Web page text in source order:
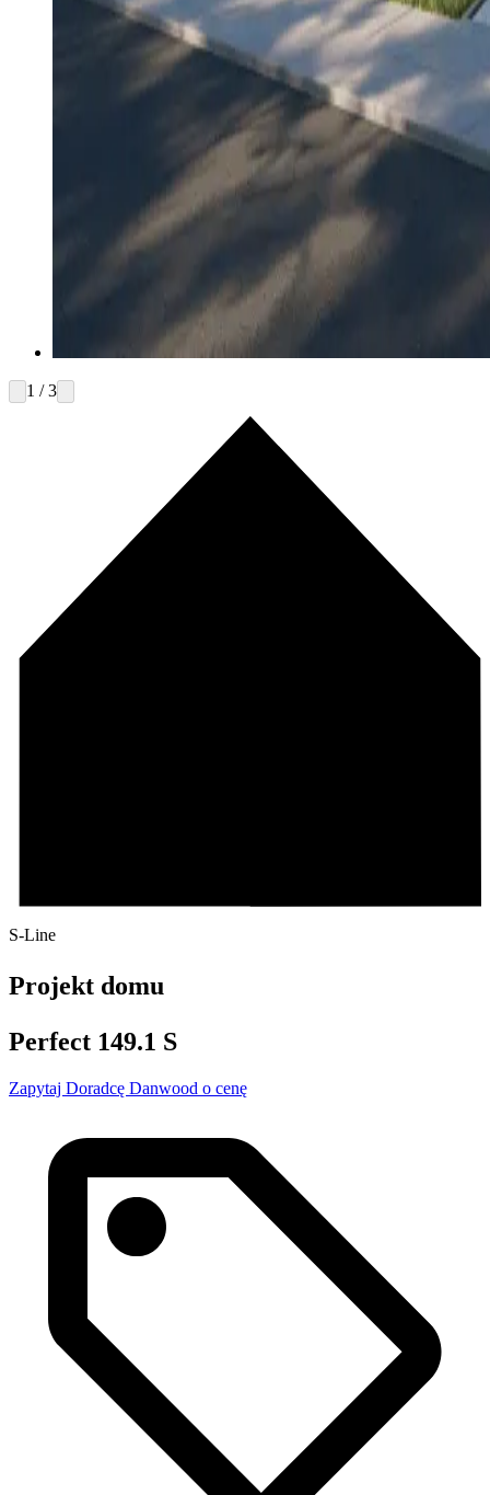
1 / 3
S-Line
Projekt domu
Perfect 149.1 S
Zapytaj Doradcę Danwood o cenę